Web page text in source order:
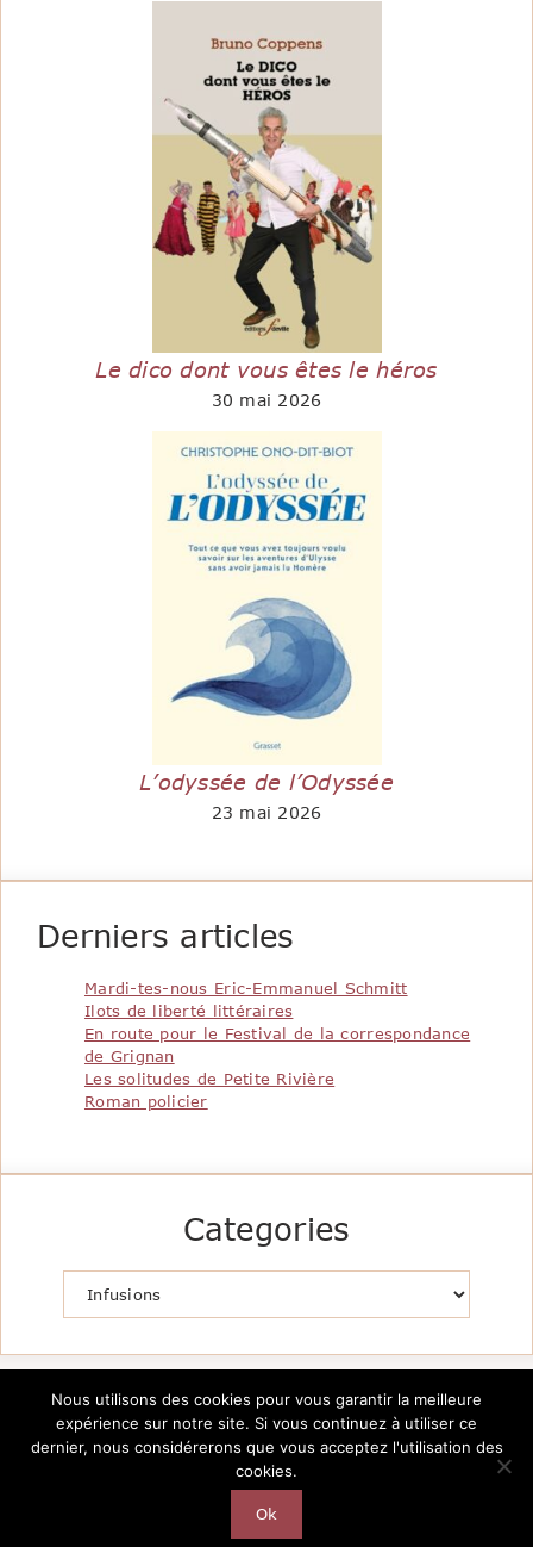
Le dico dont vous êtes le héros
30 mai 2026
L’odyssée de l’Odyssée
23 mai 2026
Derniers articles
Mardi-tes-nous Eric-Emmanuel Schmitt
Ilots de liberté littéraires
En route pour le Festival de la correspondance
de Grignan
Les solitudes de Petite Rivière
Roman policier
Categories
Copyright @2026 Le Pavillon de la Littérature -
CréationAutarTICa
Nous utilisons des cookies pour vous garantir la meilleure
expérience sur notre site. Si vous continuez à utiliser ce
dernier, nous considérerons que vous acceptez l'utilisation des
cookies.
Ok